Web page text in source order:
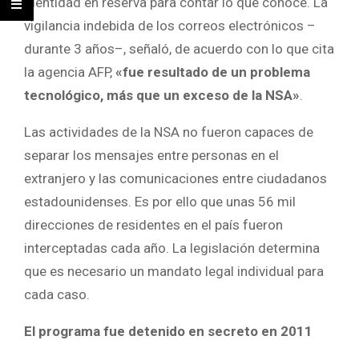
vigilancia indebida de los correos electrónicos –
durante 3 años–, señaló, de acuerdo con lo que cita
la agencia AFP, «fue resultado de un problema
tecnológico, más que un exceso de la NSA»
Las actividades de la NSA no fueron capaces de
separar los mensajes entre personas en el
extranjero y las comunicaciones entre ciudadanos
estadounidenses. Es por ello que unas 56 mil
direcciones de residentes en el país fueron
interceptadas cada año. La legislación determina
que es necesario un mandato legal individual para
cada caso.
El programa fue detenido en secreto en 2011